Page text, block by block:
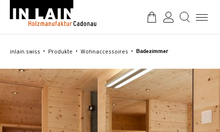
inlain.swiss Produkte Wohnaccessoires Badezimmer